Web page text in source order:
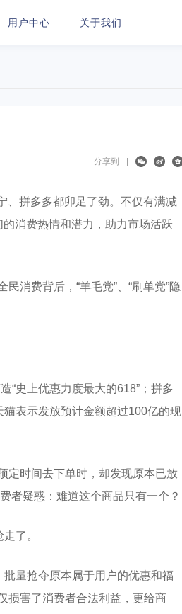
用户中心 关于我们
分享到
、拼多多都卯足了劲。不仅有满减
消费热情和潜力，助力市场活跃
消费背后，“羊毛党”、“刷单党”隐
“史上优惠力度最大的618”；拼多
猫表示发放预计金额超过100亿的现
定时间去下单时，却发现原本已放
者疑惑：难道这个商品只有一个？
了。
批量抢夺原本属于用户的优惠和福
损害了消费者合法利益，更给商